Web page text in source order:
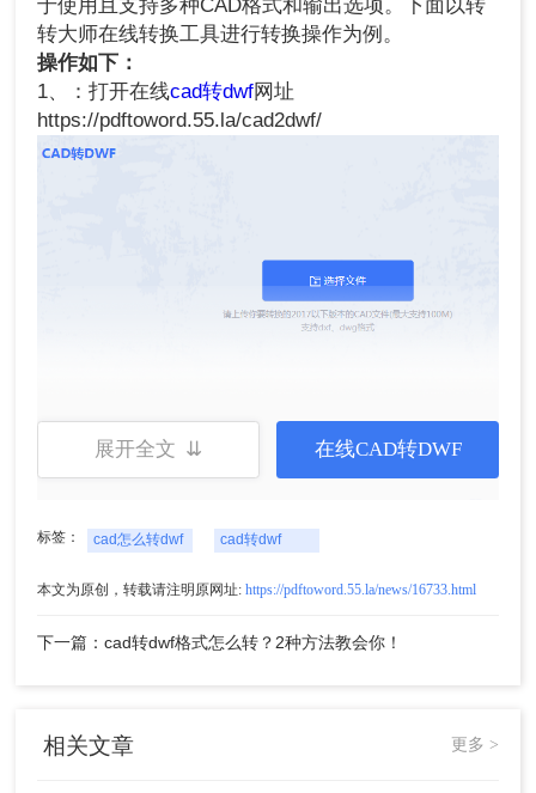
于使用且支持多种CAD格式和输出选项。下面以转
转大师在线转换工具进行转换操作为例。
操作如下：
1、：打开在线cad转dwf网址
https://pdftoword.55.la/cad2dwf/
2、点击添加文件，将需要转换的CAD文件上传上
3、点击开始转换。
展开全文 ⇊ 在线CAD转DWF
标签： cad怎么转dwf cad转dwf
本文为原创，转载请注明原网址: https://pdftoword.55.la/news/16733.html
下一篇：cad转dwf格式怎么转？2种方法教会你！
相关文章 更多 >